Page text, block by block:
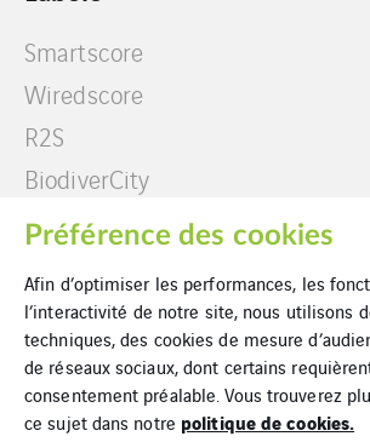
Smartscore
Wiredscore
R2S
BiodiverCity
BBC Effinergie
Rénovation
Label ISR immobilier
Préférence des cookies
Afin d’optimiser les performances, les
l’interactivité de notre site, nous utilisons
techniques, des cookies de mesure
de réseaux sociaux, dont certains
consentement préalable. Vous trouverez
ce sujet dans notre politique de cookies.